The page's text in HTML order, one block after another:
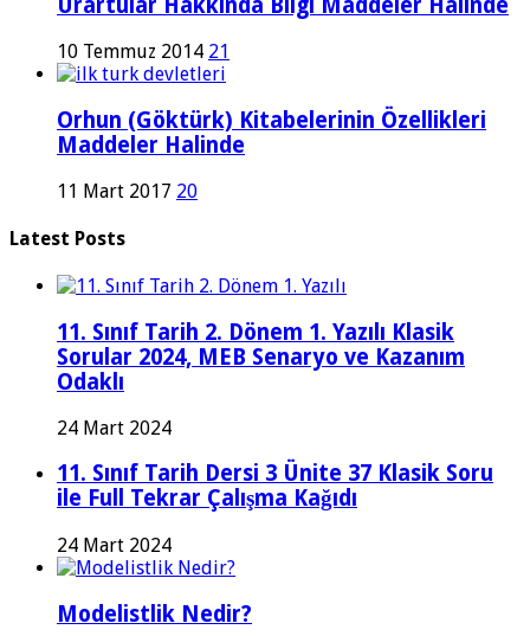
Urartular Hakkında Bilgi Maddeler Halinde
10 Temmuz 2014 21
Orhun (Göktürk) Kitabelerinin Özellikleri
Maddeler Halinde
11 Mart 2017 20
Latest Posts
11. Sınıf Tarih 2. Dönem 1. Yazılı Klasik
Sorular 2024, MEB Senaryo ve Kazanım
Odaklı
24 Mart 2024
11. Sınıf Tarih Dersi 3 Ünite 37 Klasik Soru
ile Full Tekrar Çalışma Kağıdı
24 Mart 2024
Modelistlik Nedir?